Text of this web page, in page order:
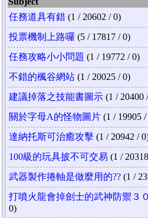
任務道具有錯 (1 / 20602 / 0)
投票機制上路囉 (5 / 17817 / 0)
任務攻略小小問題 (1 / 19772 / 0)
不錯的楓谷網站 (1 / 20025 / 0)
建議掉落之技能書圖示 (1 / 20400
關於字母A的怪物圖片 (1 / 19905 /
達納托斯可治癒攻擊 (1 / 20942 /
100級的玩具披不可交易 (1 /
武器製作捲軸是做麼用的?? (1 /
打噴火龍會掉劍士的武神防禦３０
0)